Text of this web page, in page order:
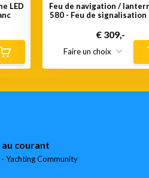
LED
Feu de navigation /
580 - Feu de
€ 309,-
au courant
Yachting Community